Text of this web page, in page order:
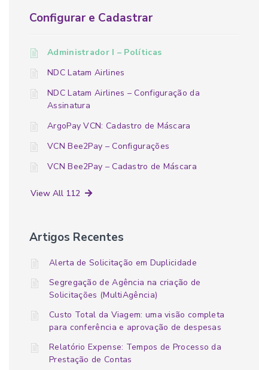
Configurar e Cadastrar
Administrador I – Políticas
NDC Latam Airlines
NDC Latam Airlines – Configuração da
Assinatura
ArgoPay VCN: Cadastro de Máscara
VCN Bee2Pay – Configurações
VCN Bee2Pay – Cadastro de Máscara
View All 112
Artigos Recentes
Alerta de Solicitação em Duplicidade
Segregação de Agência na criação de
Solicitações (MultiAgência)
Custo Total da Viagem: uma visão completa
para conferência e aprovação de despesas
Relatório Expense: Tempos de Processo da
Prestação de Contas